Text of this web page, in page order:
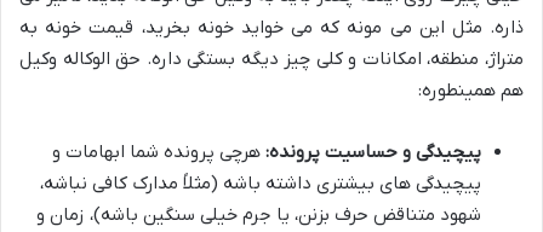
ذاره. مثل این می مونه که می خواید خونه بخرید، قیمت خونه به
متراژ، منطقه، امکانات و کلی چیز دیگه بستگی داره. حق الوکاله وکیل
هم همینطوره:
پیچیدگی و حساسیت پرونده: هرچی پرونده شما ابهامات و
پیچیدگی های بیشتری داشته باشه (مثلاً مدارک کافی نباشه،
شهود متناقض حرف بزنن، یا جرم خیلی سنگین باشه)، زمان و